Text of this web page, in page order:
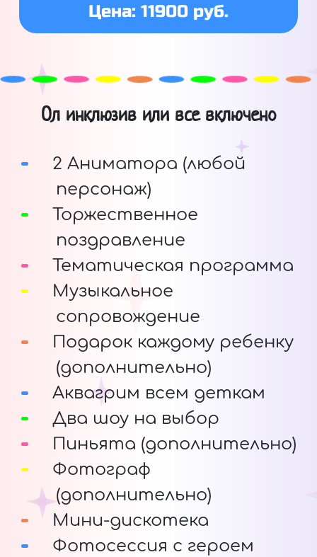
Цена: 11900 руб.
Ол инклюзив или все включено
2 Аниматора (любой
персонаж)
Торжественное
поздравление
Тематическая программа
Музыкальное
сопровождение
Подарок каждому ребенку
(дополнительно)
Аквагрим всем деткам
Два шоу на выбор
Пиньята (дополнительно)
Фотограф
(дополнительно)
Мини-дискотека
Фотосессия с героем